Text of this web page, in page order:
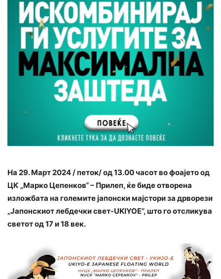
На 29. Март 2024 / петок/ од 13.00 часот во фоајето од
ЦК „Марко Цепенков“ – Прилеп, ќе биде отворена
изложбата на големите јапонски мајстори за дрворези
„Јапонскиот лебдечки свет-UKIYOE“, што го отсликува
светот од 17 и 18 век.